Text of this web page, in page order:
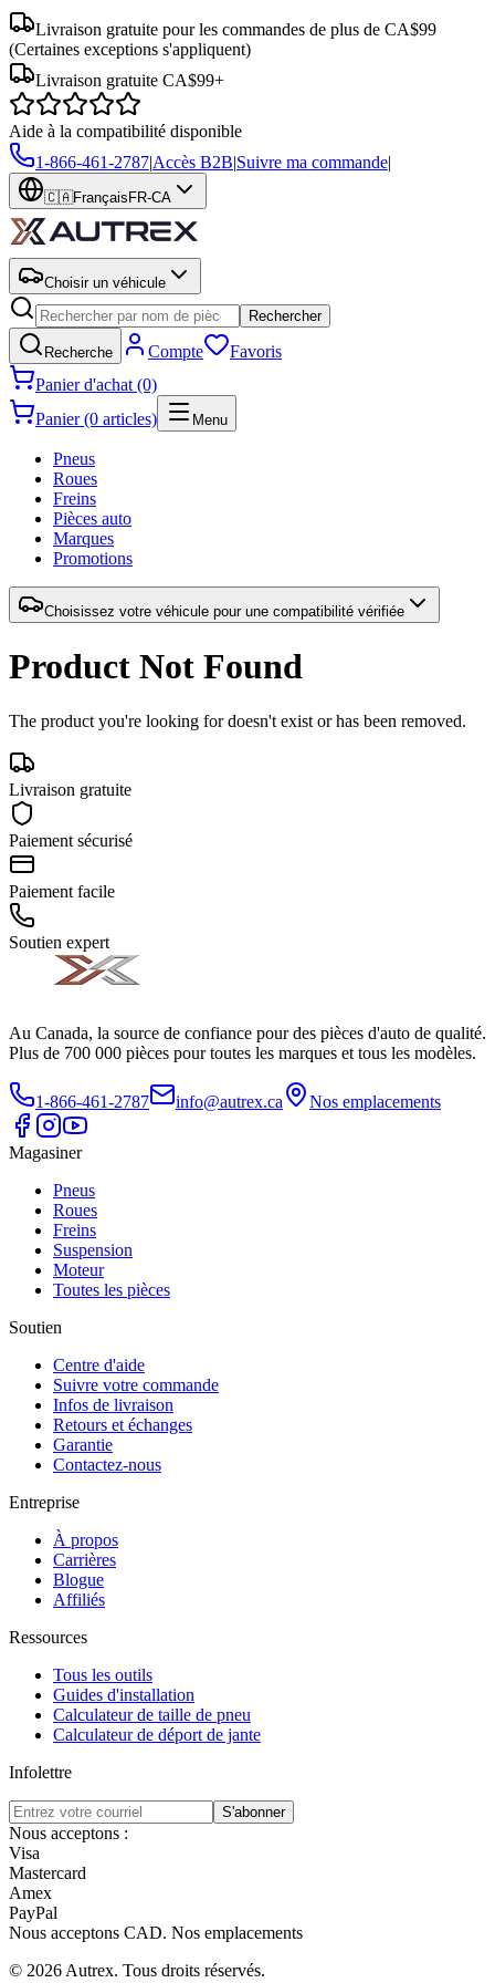
Livraison gratuite pour les commandes de plus de CA$99
(Certaines exceptions s'appliquent)
Livraison gratuite CA$99+
Aide à la compatibilité disponible
1-866-461-2787|Accès B2B|Suivre ma commande|
🇨🇦Français FR-CA
Choisir un véhicule
Rechercher
Recherche Compte
Favoris
Panier d'achat (0)
Panier (0 articles)
Menu
Pneus
Roues
Freins
Pièces auto
Marques
Promotions
Choisissez votre véhicule pour une compatibilité vérifiée
Product Not Found
The product you're looking for doesn't exist or has been removed.
Livraison gratuite
Paiement sécurisé
Paiement facile
Soutien expert
Au Canada, la source de confiance pour des pièces d'auto de qualité.
Plus de 700 000 pièces pour toutes les marques et tous les modèles.
1-866-461-2787 info@autrex.ca Nos emplacements
Magasiner
Pneus
Roues
Freins
Suspension
Moteur
Toutes les pièces
Soutien
Centre d'aide
Suivre votre commande
Infos de livraison
Retours et échanges
Garantie
Contactez-nous
Entreprise
À propos
Carrières
Blogue
Affiliés
Ressources
Tous les outils
Guides d'installation
Calculateur de taille de pneu
Calculateur de déport de jante
Infolettre
S'abonner
Nous acceptons :
Visa
Mastercard
Amex
PayPal
Nous acceptons CAD. Nos emplacements
© 2026 Autrex. Tous droits réservés.